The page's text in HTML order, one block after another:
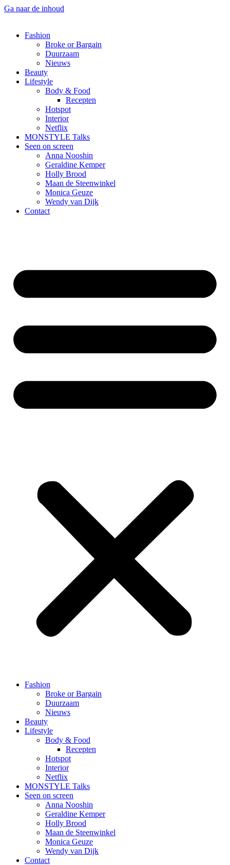
Ga naar de inhoud
Fashion
Broke or Bargain
Duurzaam
Nieuws
Beauty
Lifestyle
Body & Food
Recepten
Hotspot
Interior
Netflix
MONSTYLE Talks
Seen on screen
Anna Nooshin
Geraldine Kemper
Holly Brood
Maan de Steenwinkel
Monica Geuze
Wendy van Dijk
Contact
Fashion
Broke or Bargain
Duurzaam
Nieuws
Beauty
Lifestyle
Body & Food
Recepten
Hotspot
Interior
Netflix
MONSTYLE Talks
Seen on screen
Anna Nooshin
Geraldine Kemper
Holly Brood
Maan de Steenwinkel
Monica Geuze
Wendy van Dijk
Contact